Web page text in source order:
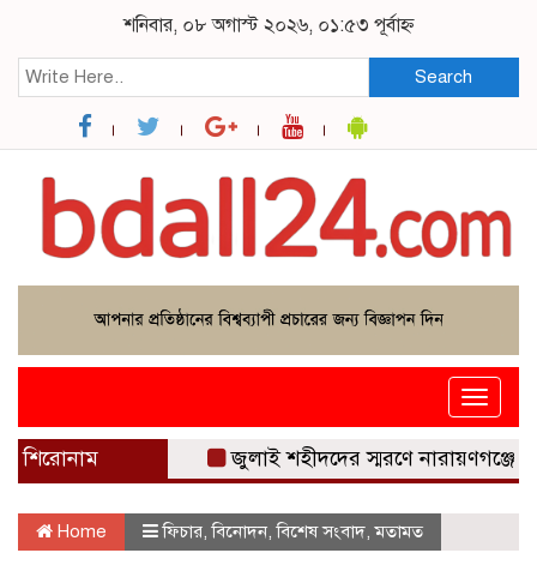
শনিবার, ০৮ অগাস্ট ২০২৬, ০১:৫৩ পূর্বাহ্ন
Search
Toggle
শিরোনাম জুলাই শহীদদের স্মরণে নারায়ণগঞ্জে বিপ্লবী
Home ফিচার,বিনোদন,বিশেষ সংবাদ,মতামত